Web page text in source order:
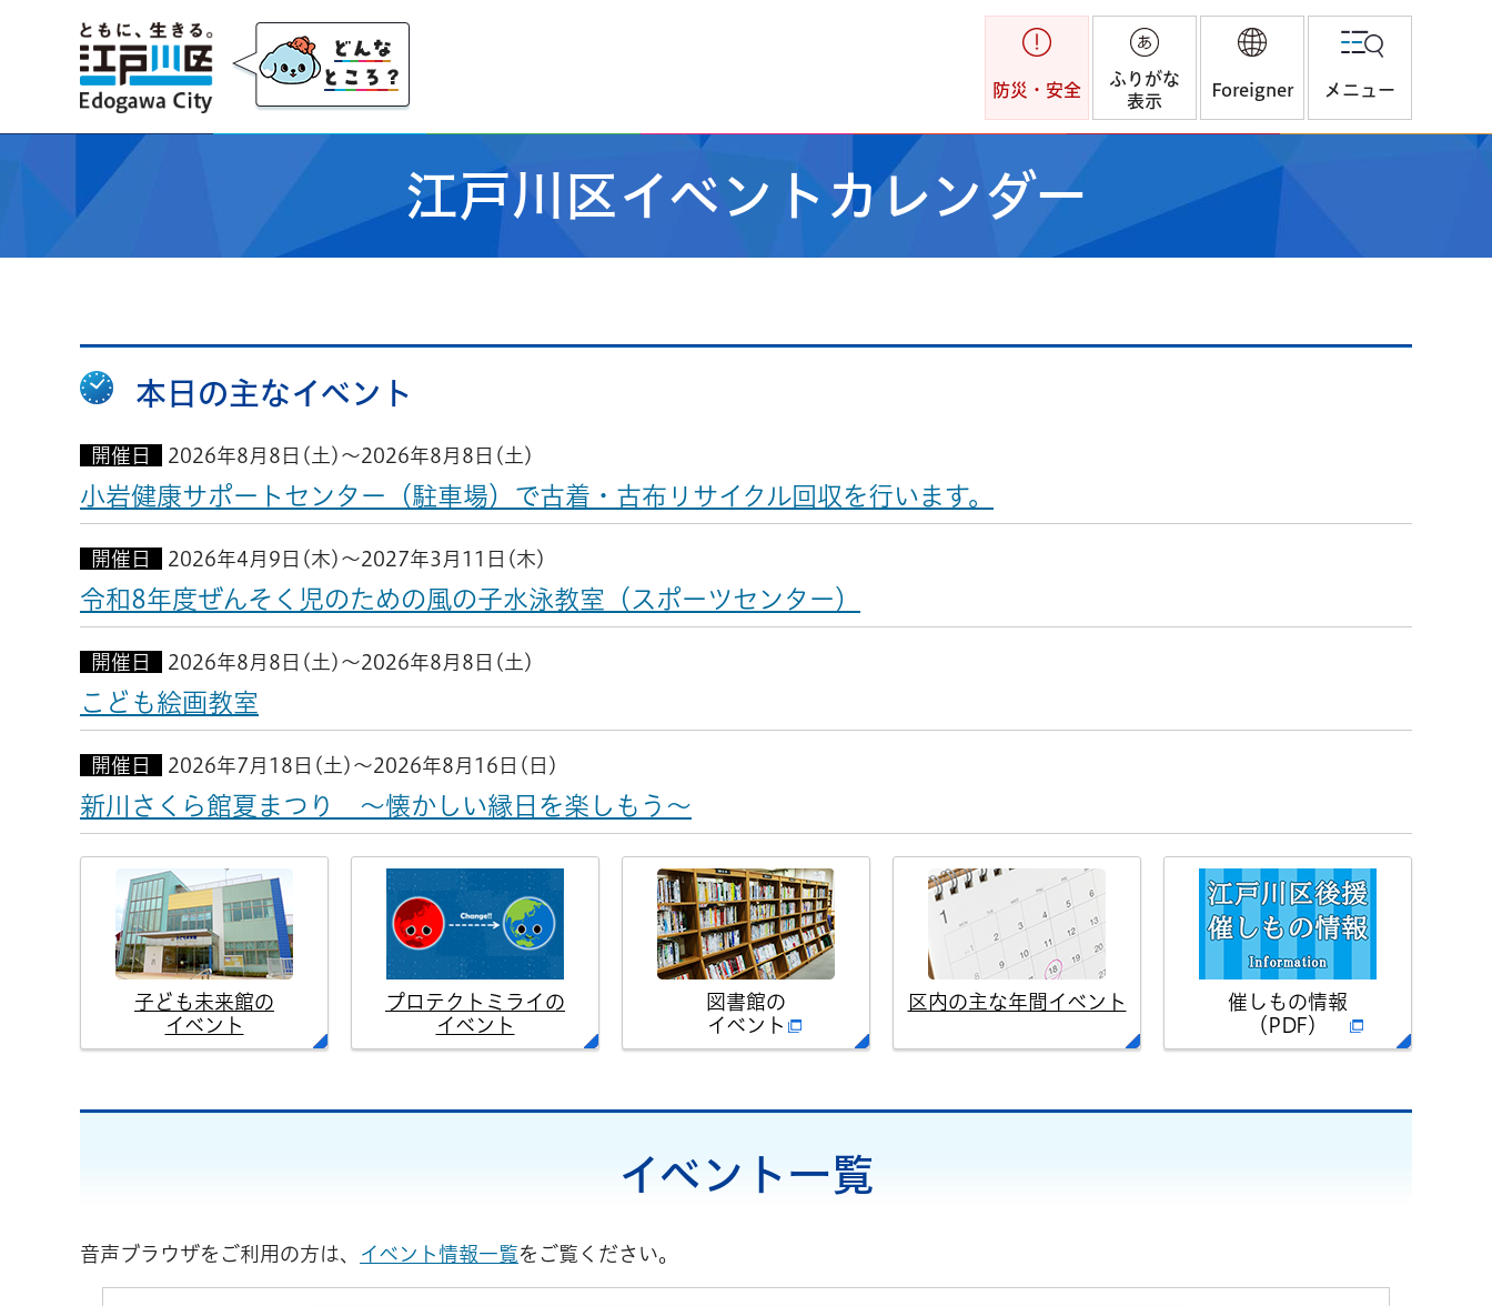
江戸川区
防災・安全
ふりがな
表示
Foreigner メニュー
江戸川区イベントカレンダー
本日の主なイベント
開催日 2026年8月8日(土)～2026年8月8日(土)
小岩健康サポートセンター（駐車場）で古着・古布リサイクル回収を行います。
開催日 2026年4月9日(木)～2027年3月11日(木)
令和8年度ぜんそく児のための風の子水泳教室（スポーツセンター）
開催日 2026年8月8日(土)～2026年8月8日(土)
こども絵画教室
開催日 2026年7月18日(土)～2026年8月16日(日)
新川さくら館夏まつり ～懐かしい縁日を楽しもう～
子ども未来館の
イベント
プロテクトミライの
イベント
図書館の
イベント
区内の主な年間イベント
催しもの情報
（PDF）
イベント一覧
音声ブラウザをご利用の方は、 イベント情報一覧をご覧ください。